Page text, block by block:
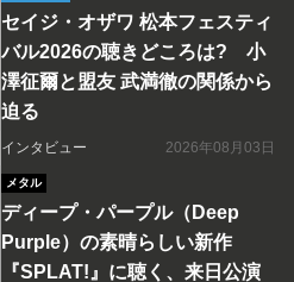
セイジ・オザワ 松本フェスティ
バル2026の聴きどころは? 小
澤征爾と盟友 武満徹の関係から
迫る
インタビュー 2026年08月03日
メタル
ディープ・パープル（Deep
Purple）の素晴らしい新作
『SPLAT!』に聴く、来日公演